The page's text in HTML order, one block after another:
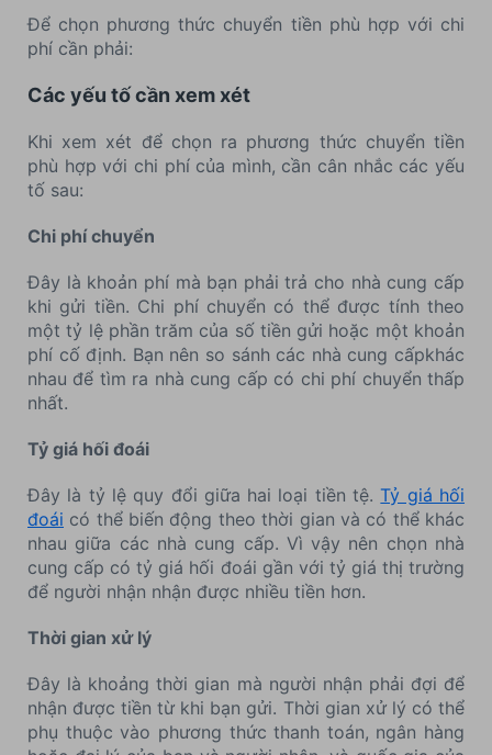
Để chọn phương thức chuyển tiền phù hợp với chi
phí cần phải:
Các yếu tố cần xem xét
Khi xem xét để chọn ra phương thức chuyển tiền
phù hợp với chi phí của mình, cần cân nhắc các yếu
tố sau:
Chi phí chuyển
Đây là khoản phí mà bạn phải trả cho nhà cung cấp
khi gửi tiền. Chi phí chuyển có thể được tính theo
một tỷ lệ phần trăm của số tiền gửi hoặc một khoản
phí cố định. Bạn nên so sánh các nhà cung cấpkhác
nhau để tìm ra nhà cung cấp có chi phí chuyển thấp
nhất.
Tỷ giá hối đoái
Đây là tỷ lệ quy đổi giữa hai loại tiền tệ.Tỷ giá hối
đoái có thể biến động theo thời gian và có thể khác
nhau giữa các nhà cung cấp. Vì vậy nên chọn nhà
cung cấp có tỷ giá hối đoái gần với tỷ giá thị trường
để người nhận nhận được nhiều tiền hơn.
Thời gian xử lý
Đây là khoảng thời gian mà người nhận phải đợi để
nhận được tiền từ khi bạn gửi. Thời gian xử lý có thể
phụ thuộc vào phương thức thanh toán, ngân hàng